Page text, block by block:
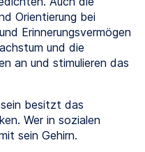
Orientierung bei
Erinnerungsvermögen
und die
an und stimulieren das
besitzt das
Wer in sozialen
sein Gehirn.